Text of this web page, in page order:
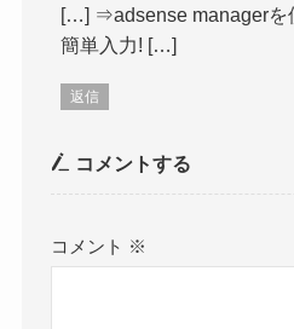
[…] ⇒adsense managerを
簡単入力! […]
返信
コメントする
コメント ※